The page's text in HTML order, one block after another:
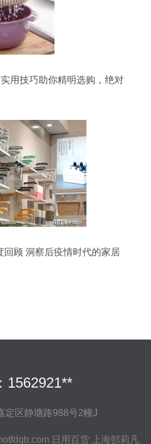
用技巧助你精明选购，绝对
回顾 洞察后疫情时代的家居
1562921**
定区静塘路988号2幢J
日用百货 上海郜莉凡